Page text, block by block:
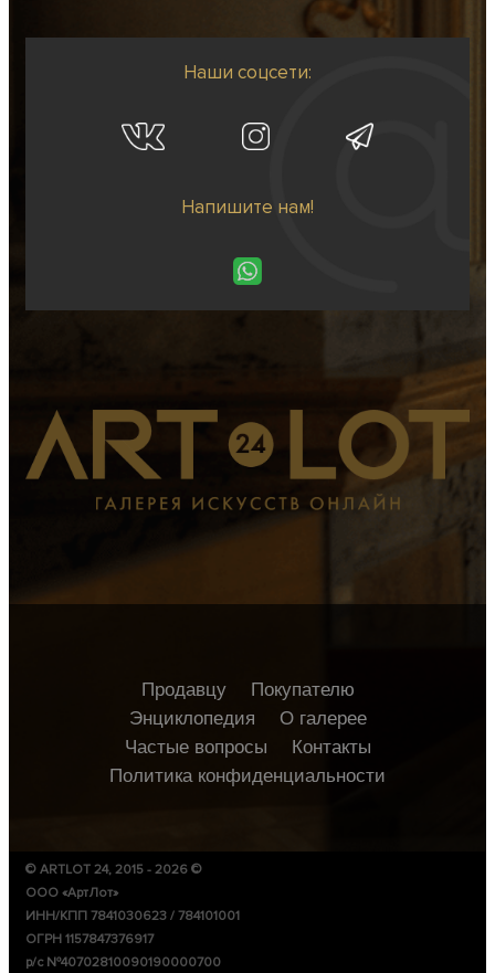
Наши соцсети:
Напишите нам!
Продавцу
Покупателю
Энциклопедия
О галерее
Частые вопросы
Контакты
Политика конфиденциальности
© ARTLOT 24, 2015 - 2026 ©
ООО «АртЛот»
ИНН/КПП 7841030623 / 784101001
ОГРН 1157847376917
р/с №40702810090190000700